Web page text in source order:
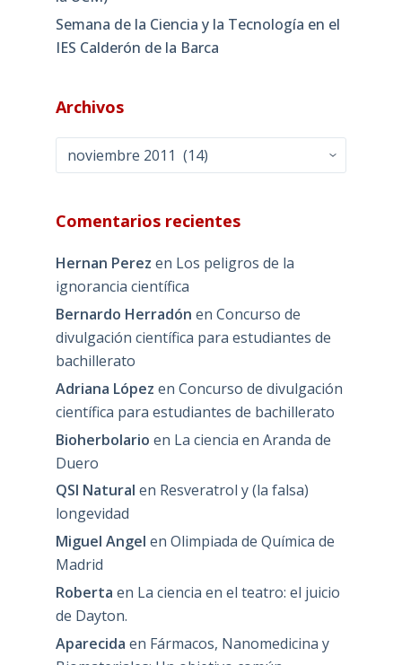
Semana de la Ciencia y la Tecnología en el
IES Calderón de la Barca
Archivos
Archivos
Comentarios recientes
Hernan Perez en Los peligros de la
ignorancia científica
Bernardo Herradón en Concurso de
divulgación científica para estudiantes de
bachillerato
Adriana López en Concurso de divulgación
científica para estudiantes de bachillerato
Bioherbolario en La ciencia en Aranda de
Duero
QSI Natural en Resveratrol y (la falsa)
longevidad
Miguel Angel en Olimpiada de Química de
Madrid
Roberta en La ciencia en el teatro: el juicio
de Dayton.
Aparecida en Fármacos, Nanomedicina y